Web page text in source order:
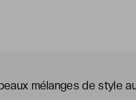
mélanges de style